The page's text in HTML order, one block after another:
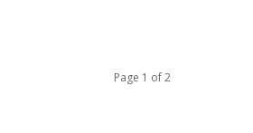
Page 1 of 2